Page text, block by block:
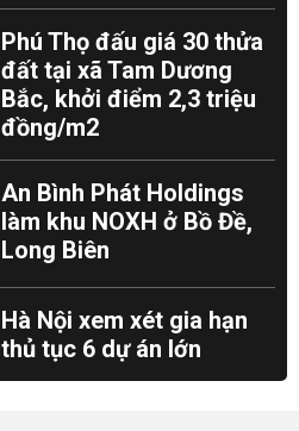
Phú Thọ đấu giá 30 thửa
đất tại xã Tam Dương
Bắc, khởi điểm 2,3 triệu
đồng/m2
An Bình Phát Holdings
làm khu NOXH ở Bồ Đề,
Long Biên
Hà Nội xem xét gia hạn
thủ tục 6 dự án lớn